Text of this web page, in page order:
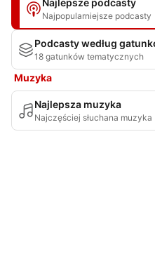
Najlepsze podcasty
Najpopularniejsze podcasty
Podcasty według
18 gatunków tematycznych
Muzyka
Najlepsza muzyka
Najczęściej słuchana muzyka